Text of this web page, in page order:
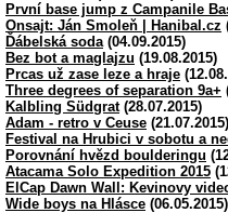
První base jump z Campanile
Onsajt: Ján Smoleň | Hanibal.cz
Ďábelská soda (04.09.2015)
Bez bot a maglajzu (19.08.2015)
Prcas už zase leze a hraje
Three degrees of separation 9a+
Kalbling Südgrat(28.07.2015)
Adam - retro v Ceuse (21.07.2015)
Festival na Hrubici v sobotu a
Porovnání hvězd boulderingu
Atacama Solo Expedition 2015
ElCap Dawn Wall: Kevinovy
Wide boys na Hlásce (06.05.2015)